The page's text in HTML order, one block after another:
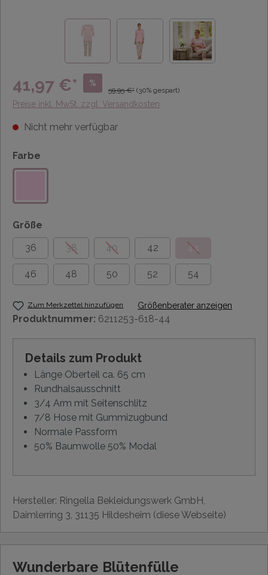
41,97 €* %
59,95 €* (30% gespart)
Preise inkl. MwSt. zzgl. Versandkosten
Nicht mehr verfügbar
Farbe
Größe
36
38 40 42 44
46 48 50 52 54
Zum Merkzettel hinzufügen Größenberater anzeigen
Produktnummer: 6211253-618-44
Details zum Produkt
Länge Oberteil ca. 65 cm
Rundhalsausschnitt
3/4 Arm mit Seitenschlitz
7/8 Hose mit Gummizugbund
Normale Passform
50% Baumwolle 50% Modal
Hersteller: Ringella Bekleidungswerk GmbH,
Daimlerring 3, 31135 Hildesheim (diese Webseite)
Wunderbare Blütenfülle